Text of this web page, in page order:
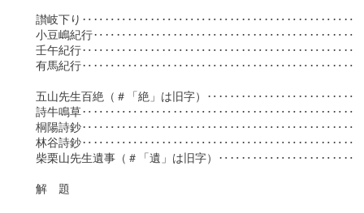
讃岐下り
小豆嶋紀行
壬午紀行
有馬紀行
五山先生百絶（＃「絶」は旧字）
詩牛鳴草
桐陽詩鈔
林谷詩鈔
柴栗山先生遺事（＃「遺」は旧字）
解　題